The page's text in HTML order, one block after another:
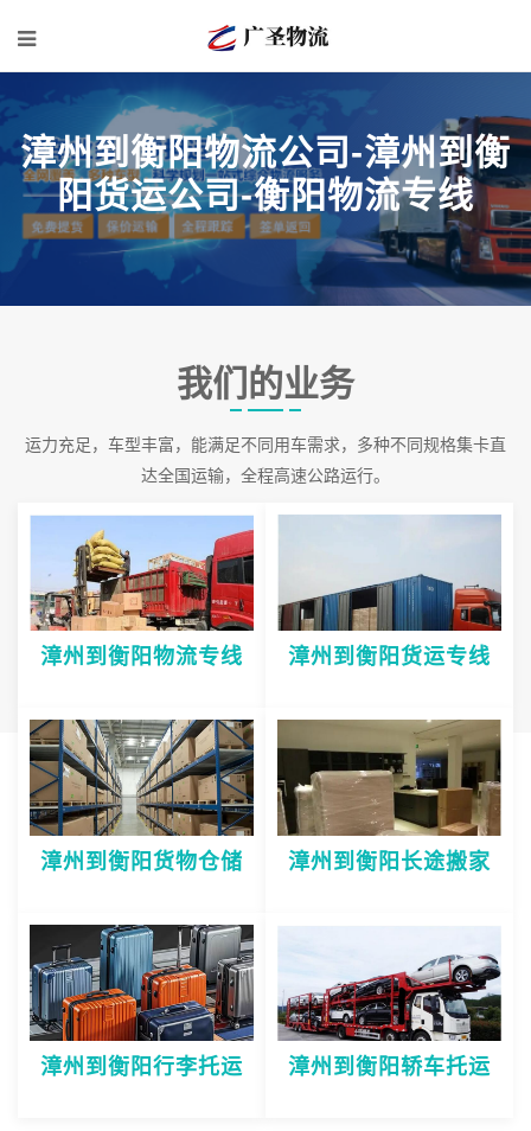
漳州到衡阳物流公司-漳州到衡
阳货运公司-衡阳物流专线
我们的业务
运力充足，车型丰富，能满足不同用车需求，多种不同规格集卡直
达全国运输，全程高速公路运行。
漳州到衡阳物流专线 漳州到衡阳货运专线
漳州到衡阳货物仓储 漳州到衡阳长途搬家
漳州到衡阳行李托运 漳州到衡阳轿车托运